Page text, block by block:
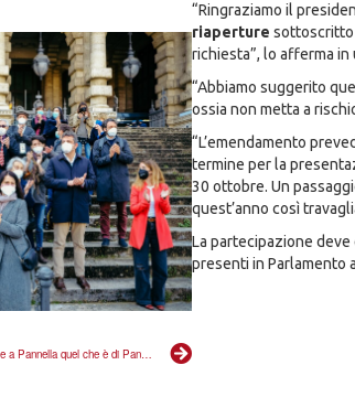
Date a Pannella quel che è di Pannella
“Ringraziamo il
riaperture sottoscritto
richiesta”, lo afferma in
“Abbiamo suggerito
ossia non metta a
“L’emendamento
termine per la
30 ottobre. Un
quest’anno così
La partecipazione
presenti in Parlamento